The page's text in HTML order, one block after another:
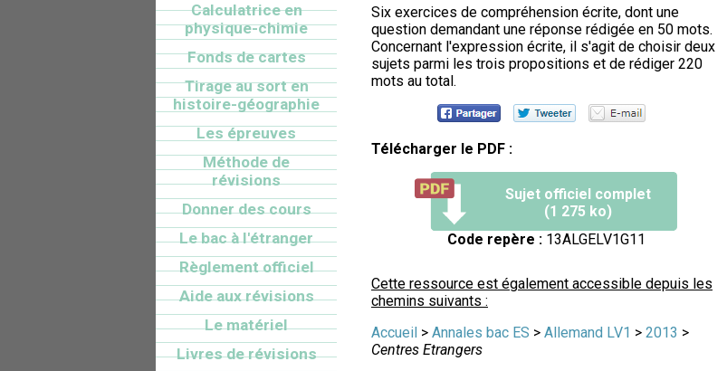
Six exercices de compréhension écrite, dont une
question demandant une réponse rédigée en 50 mots.
Concernant l'expression écrite, il s'agit de choisir deux
sujets parmi les trois propositions et de rédiger 220
mots au total.
Télécharger le PDF :
Sujet officiel complet
(1 275 ko)
Code repère :13ALGELV1G11
Cette ressource est également accessible depuis les
chemins suivants :
Accueil > Annales bac ES > Allemand LV1 > 2013 >
Centres Etrangers
Calculatrice en
physique-chimie
Fonds de cartes
Tirage au sort en
histoire-géographie
Les épreuves
Méthode de
révisions
Donner des cours
Le bac à l'étranger
Règlement officiel
Aide aux révisions
Le matériel
Livres de révisions